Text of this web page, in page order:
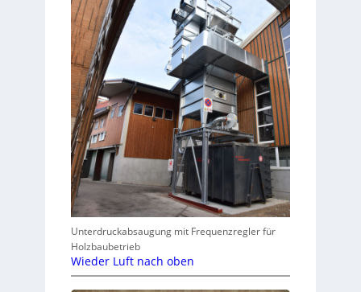
Unterdruckabsaugung mit Frequenzregler für
Holzbaubetrieb
Wieder Luft nach oben